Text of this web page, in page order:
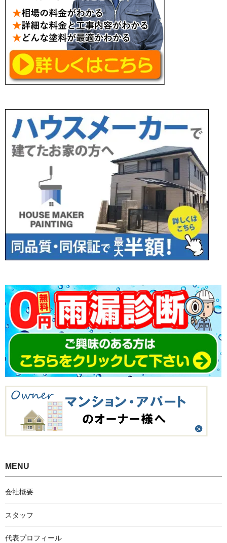
MENU
会社概要
スタッフ
代表プロフィール